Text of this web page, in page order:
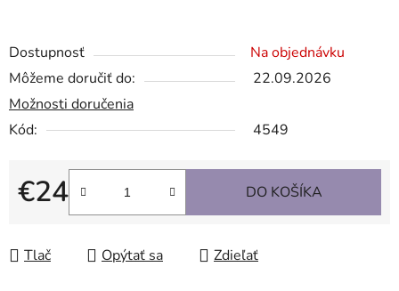
Dostupnosť
Na objednávku
Môžeme doručiť do:
22.09.2026
Možnosti doručenia
Kód:
4549
€24
Jednotková cena:
DO KOŠÍKA
Tlač Opýtať sa Zdieľať